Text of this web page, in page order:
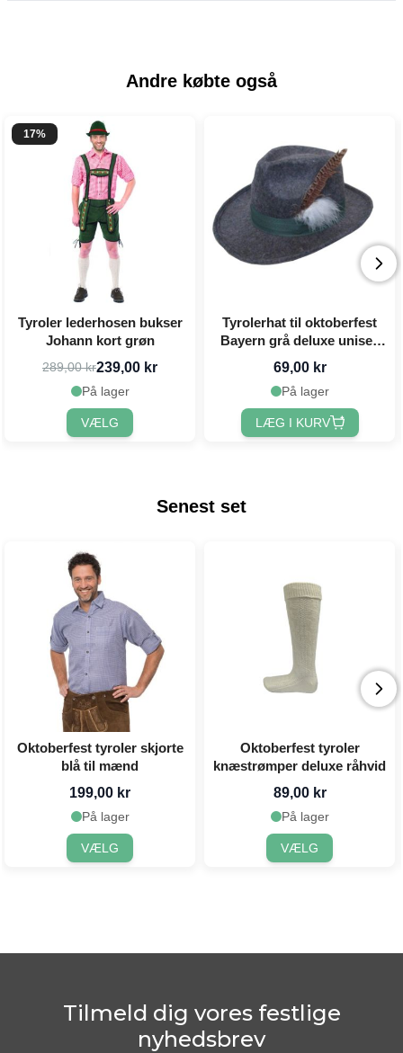
Andre købte også
17%
Tyroler lederhosen bukser
Johann kort grøn
289,00 kr239,00 kr
På lager
VÆLG
Tyrolerhat til oktoberfest
Bayern grå deluxe unisex
one-size
69,00 kr
På lager
LÆG I KURV
Senest set
Oktoberfest tyroler skjorte
blå til mænd
199,00 kr
På lager
VÆLG
Oktoberfest tyroler
knæstrømper deluxe råhvid
89,00 kr
På lager
VÆLG
Tilmeld dig vores festlige
nyhedsbrev